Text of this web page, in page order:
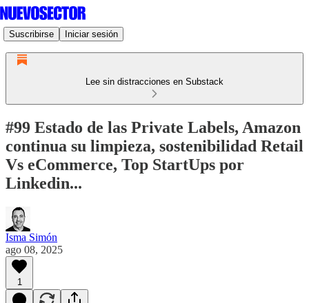
Suscribirse Iniciar sesión
Lee sin distracciones en Substack
#99 Estado de las Private Labels, Amazon
continua su limpieza, sostenibilidad Retail
Vs eCommerce, Top StartUps por
Linkedin...
Isma Simón
ago 08, 2025
1